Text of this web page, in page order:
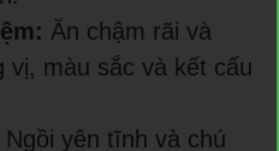
Ăn chậm rãi và
vị, màu sắc và kết cấu
Ngồi yên tĩnh và chú